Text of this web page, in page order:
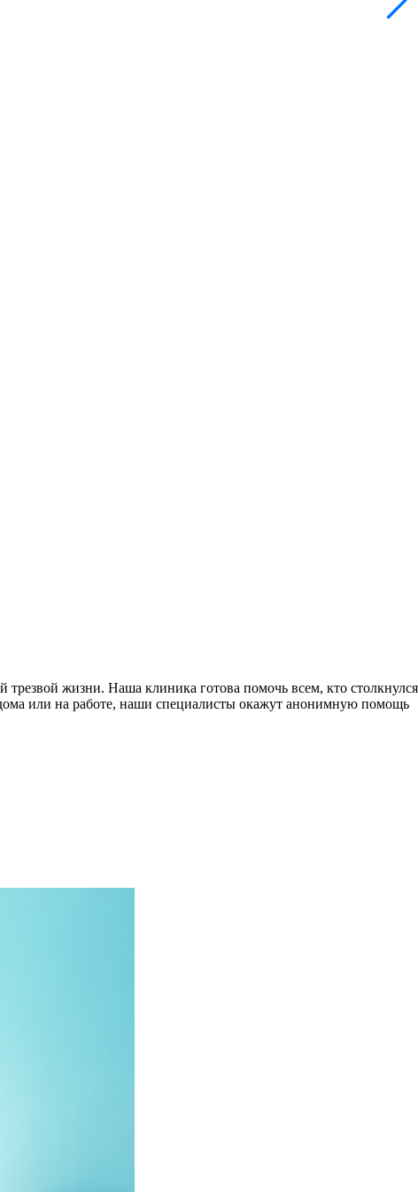
трезвой жизни. Наша клиника готова помочь всем, кто столкнулся
или на работе, наши специалисты окажут анонимную помощь